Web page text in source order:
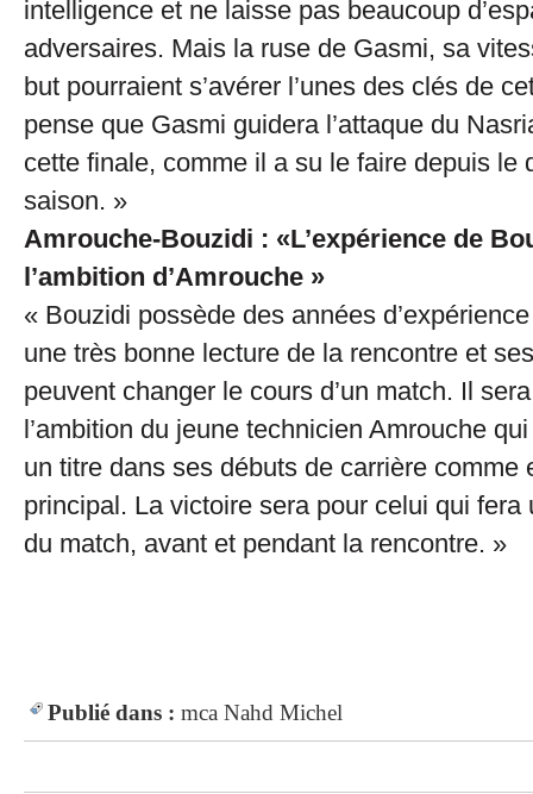
intelligence et ne laisse pas beaucoup
adversaires. Mais la ruse de Gasmi, sa
but pourraient s’avérer l’unes des clés de
pense que Gasmi guidera l’attaque du
cette finale, comme il a su le faire depuis le
saison. »
Amrouche-Bouzidi : «L’expérience de
l’ambition d’Amrouche »
« Bouzidi possède des années
une très bonne lecture de la rencontre et
peuvent changer le cours d’un match. Il
l’ambition du jeune technicien Amrouche
un titre dans ses débuts de carrière comme
principal. La victoire sera pour celui qui fera
du match, avant et pendant la rencontre. »
Publié dans : mca Nahd Michel